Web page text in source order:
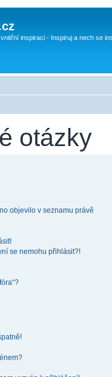
inspiraci - Inspiruj a nech se
otázky
objevilo v seznamu právě
se nemohu přihlásit?!